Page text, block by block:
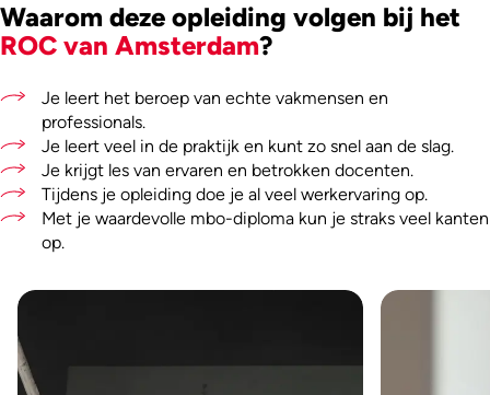
Waarom deze opleiding volgen bij het
ROC van Amsterdam?
Je leert het beroep van echte vakmensen en
professionals.
Je leert veel in de praktijk en kunt zo snel aan de slag.
Je krijgt les van ervaren en betrokken docenten.
Tijdens je opleiding doe je al veel werkervaring op.
Met je waardevolle mbo-diploma kun je straks veel kanten
op.